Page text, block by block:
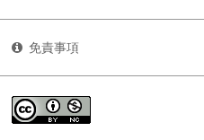
免責事項